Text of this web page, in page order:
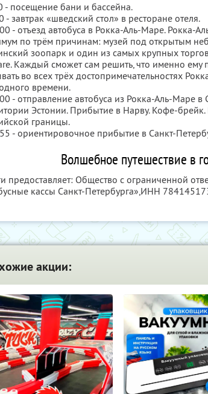
- посещение бани и бассейна.
- завтрак «шведский стол» в ресторане отеля.
- отъезд автобуса в Рокка-Аль-Маре. Рокка-
по трём причинам: музей под открытым
зоопарк и один из самых крупных
Каждый сможет сам решить, что именно ему
во всех трёх достопримечательностях
времени.
- отправление автобуса из Рокка-Аль-Маре в
Эстонии. Прибытие в Нарву. Кофе-
границы.
- ориентировочное прибытие в Санкт-
Волшебное путешествие в
предоставляет: Общество с ограниченной
кассы Санкт-Петербурга»,ИНН
акции: